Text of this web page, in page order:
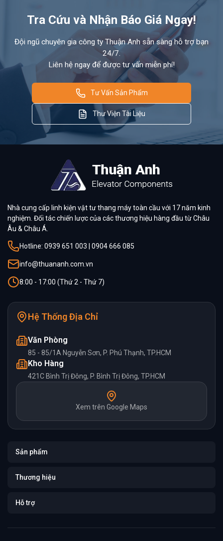
Tra Cứu và Nhận Báo Giá Ngay!
Đội ngũ chuyên gia công ty Thuận Anh sẵn sàng hỗ trợ bạn
24/7.
Liên hệ ngay để được tư vấn miễn phí!
Tư Vấn Sản Phẩm
Thư Viện Tài Liệu
Nhà cung cấp linh kiện vật tư thang máy toàn cầu với 17 năm kinh
nghiệm. Đối tác chiến lược của các thương hiệu hàng đầu từ Châu
Âu & Châu Á.
Hotline: 0939 651 003 | 0904 666 085
info@thuananh.com.vn
8:00 - 17:00 (Thứ 2 - Thứ 7)
Hệ Thống Địa Chỉ
Văn Phòng
85 - 85/1A Nguyễn Sơn, P. Phú Thạnh, TP.HCM
Kho Hàng
421C Bình Trị Đông, P. Bình Trị Đông, TP.HCM
Xem trên Google Maps
Sản phẩm
Thương hiệu
Hỗ trợ